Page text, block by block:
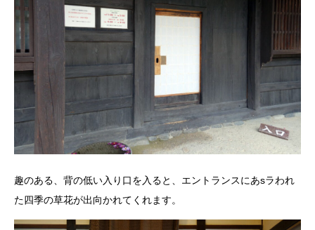
趣のある、背の低い入り口を入ると、エントランスにあsラわれ
た四季の草花が出向かれてくれます。